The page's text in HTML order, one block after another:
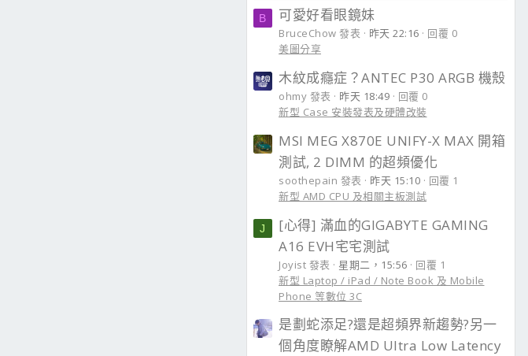
B 可愛好看眼鏡妹
BruceChow 發表 昨天 22:16
回覆 0
美圖分享
木紋成癮症？ANTEC P30 ARGB 機殼
ohmy 發表 昨天 18:49
回覆 0
新型 Case 安裝發表及硬體改裝
MSI MEG X870E UNIFY-X MAX 開箱
測試, 2 DIMM 的超頻優化
soothepain 發表 昨天 15:10
回覆 1
新型 AMD CPU 及相關主板測試
J
[心得] 滿血的GIGABYTE GAMING
A16 EVH宅宅測試
Joyist 發表 星期二，15:56
回覆 1
新型 Laptop / iPad / Note Book 及 Mobile
Phone 等數位 3C
是劃蛇添足?還是超頻界新趨勢?另一
個角度瞭解AMD Ultra Low Latency